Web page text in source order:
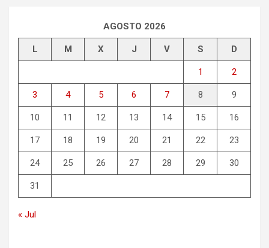
AGOSTO 2026
L M X J V S D
1 2
3 4 5 6 7 8 9
10 11 12 13 14 15 16
17 18 19 20 21 22 23
24 25 26 27 28 29 30
31
« Jul